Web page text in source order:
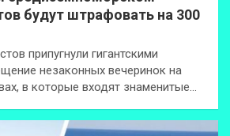
будут штрафовать на 300
припугнули гигантскими
незаконных вечеринок на
в которые входят знаменитые…